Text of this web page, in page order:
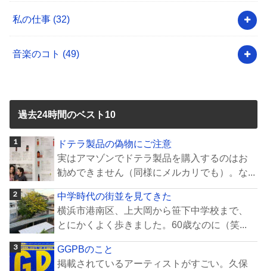
私の仕事 (32)
音楽のコト (49)
過去24時間のベスト10
ドテラ製品の偽物にご注意
実はアマゾンでドテラ製品を購入するのはお
勧めできません（同様にメルカリでも）。な...
中学時代の街並を見てきた
横浜市港南区、上大岡から笹下中学校まで、
とにかくよく歩きました。60歳なのに（笑...
GGPBのこと
掲載されているアーティストがすごい。久保